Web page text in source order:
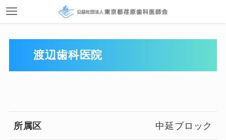
渡辺歯科医院
所属区 中延ブロック